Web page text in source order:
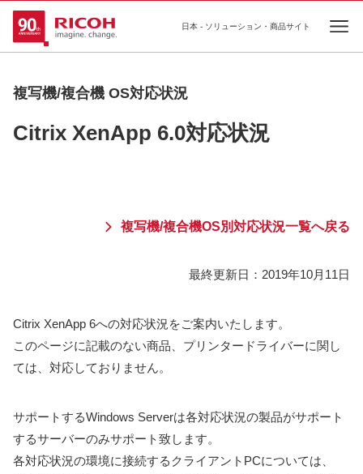
日本 - ソリューション・商品サイト
複写機/複合機 OS対応状況
Citrix XenApp 6.0対応状況
複写機/複合機OS別対応状況一覧へ戻る
最終更新日： 2019年10月11日
Citrix XenApp 6への対応状況をご案内いたします。
このページに記載のない商品、プリンタードライバーに関し
ては、対応しておりません。
サポートするWindows Serverは各対応状況の製品がサポート
するサーバーのみサポート致します。
各対応状況の環境に接続するクライアントPCについては、